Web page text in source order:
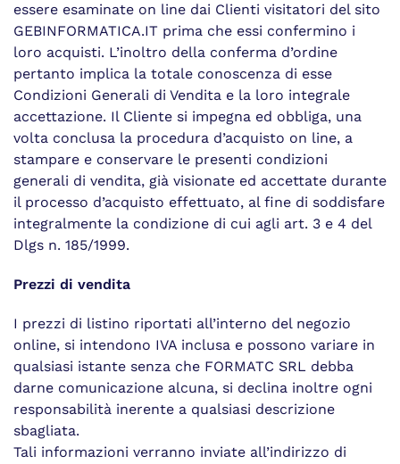
essere esaminate on line dai Clienti visitatori del sito
GEBINFORMATICA.IT prima che essi confermino i
loro acquisti. L’inoltro della conferma d’ordine
pertanto implica la totale conoscenza di esse
Condizioni Generali di Vendita e la loro integrale
accettazione. Il Cliente si impegna ed obbliga, una
volta conclusa la procedura d’acquisto on line, a
stampare e conservare le presenti condizioni
generali di vendita, già visionate ed accettate durante
il processo d’acquisto effettuato, al fine di soddisfare
integralmente la condizione di cui agli art. 3 e 4 del
Dlgs n. 185/1999.
Prezzi di vendita
I prezzi di listino riportati all’interno del negozio
online, si intendono IVA inclusa e possono variare in
qualsiasi istante senza che FORMATC SRL debba
darne comunicazione alcuna, si declina inoltre ogni
responsabilità inerente a qualsiasi descrizione
sbagliata.
Tali informazioni verranno inviate all’indirizzo di